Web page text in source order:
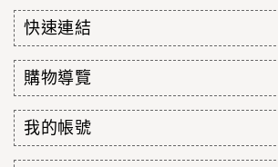
快速連結
購物導覽
我的帳號